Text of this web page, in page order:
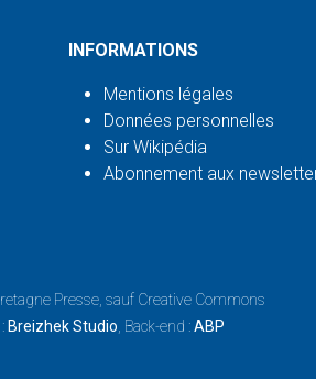
INFORMATIONS
Mentions légales
Données personnelles
Sur Wikipédia
Abonnement aux
Presse , sauf Creative Commons
Breizhek Studio , Back-end :ABP